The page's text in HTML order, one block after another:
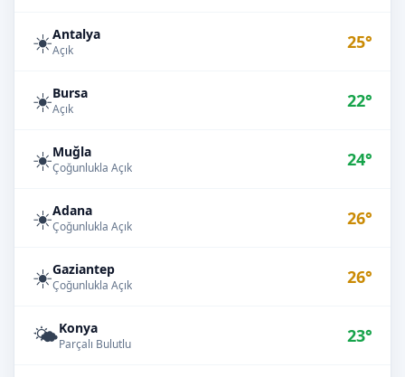
☀️Antalya
Açık 25°
☀️Bursa
Açık 22°
☀️Muğla
Çoğunlukla Açık 24°
☀️Adana
Çoğunlukla Açık 26°
☀️Gaziantep
Çoğunlukla Açık 26°
🌤️Konya
Parçalı Bulutlu 23°